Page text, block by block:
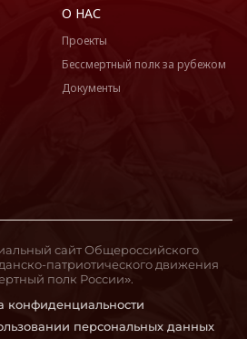
О НАС
Проекты
Бессмертный полк за рубежом
Документы
конфиденциальности
персональных данных
сайт Общероссийского
патриотического движения
полк России».